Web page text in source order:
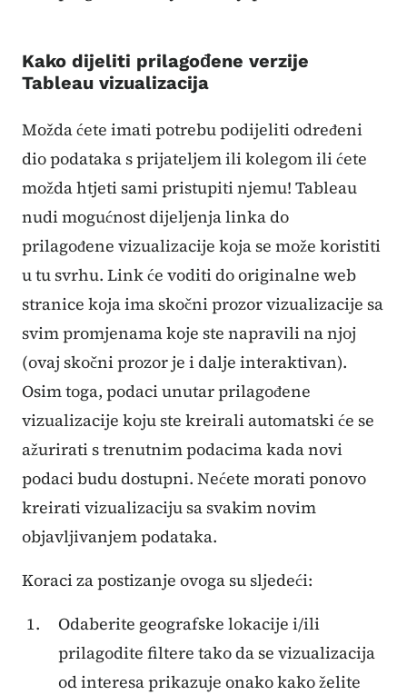
Kako dijeliti prilagođene verzije
Tableau vizualizacija
Možda ćete imati potrebu podijeliti određeni
dio podataka s prijateljem ili kolegom ili ćete
možda htjeti sami pristupiti njemu! Tableau
nudi mogućnost dijeljenja linka do
prilagođene vizualizacije koja se može koristiti
u tu svrhu. Link će voditi do originalne web
stranice koja ima skočni prozor vizualizacije sa
svim promjenama koje ste napravili na njoj
(ovaj skočni prozor je i dalje interaktivan).
Osim toga, podaci unutar prilagođene
vizualizacije koju ste kreirali automatski će se
ažurirati s trenutnim podacima kada novi
podaci budu dostupni. Nećete morati ponovo
kreirati vizualizaciju sa svakim novim
objavljivanjem podataka.
Koraci za postizanje ovoga su sljedeći:
Odaberite geografske lokacije i/ili
prilagodite filtere tako da se vizualizacija
od interesa prikazuje onako kako želite